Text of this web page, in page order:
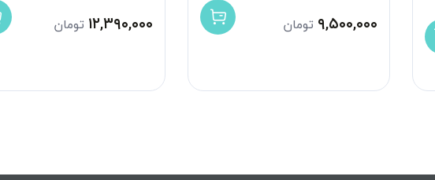
۹,۵۰۰,۰۰۰ تومان ۱۲,۳۹۰,۰۰۰ تومان